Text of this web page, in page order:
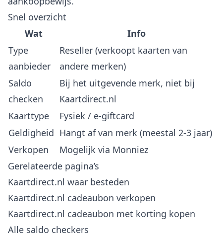
Snel overzicht
Wat
Info
Type
aanbieder
Reseller (verkoopt kaarten van
andere merken)
Saldo
checken
Bij het uitgevende merk, niet bij
Kaartdirect.nl
Kaarttype
Fysiek / e-giftcard
Geldigheid Hangt af van merk (meestal 2-3 jaar)
Verkopen
Mogelijk via Monniez
Gerelateerde pagina’s
Kaartdirect.nl waar besteden
Kaartdirect.nl cadeaubon verkopen
Kaartdirect.nl cadeaubon met korting kopen
Alle saldo checkers